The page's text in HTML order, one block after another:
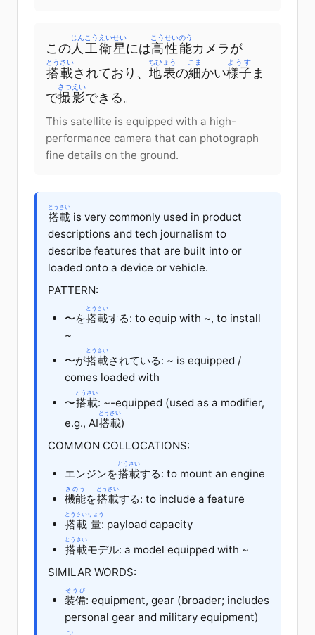
この 人工衛星
じんこうえいせい
には高性能
こうせいのう
カメラが
搭載
とうさい
されており、 地表
ちひょう
の細
こま
かい様子
ようす
ま
で撮影
さつえい
できる。
This satellite is equipped with a high-
performance camera that can photograph
fine details on the ground.
搭載
とうさい
is very commonly used in product
descriptions and tech journalism to
describe features that are built into or
loaded onto a device or vehicle.
PATTERN:
〜を搭載
とうさい
する: to equip with ~, to install
~
〜が搭載
とうさい
されている: ~ is equipped /
comes loaded with
〜搭載
とうさい
: ~-equipped (used as a modifier,
e.g., AI搭載
とうさい
)
COMMON COLLOCATIONS:
エンジンを搭載
とうさい
する: to mount an engine
機能
きのう
を搭載
とうさい
する: to include a feature
搭載
とうさい
量
りょう
: payload capacity
搭載
とうさい
モデル: a model equipped with ~
SIMILAR WORDS:
装備
そうび
: equipment, gear (broader; includes
personal gear and military equipment)
つ